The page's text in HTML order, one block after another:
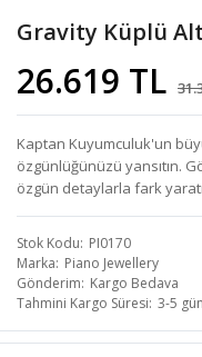
Gravity Küplü
26.619 TL
Kaptan Kuyumculuk'un
özgünlüğünüzü yansıtın.
özgün detaylarla fark
Stok Kodu PI0170
Marka Piano Jewellery
Gönderim Kargo Bedava
Tahmini Kargo Süresi 3-5 gün